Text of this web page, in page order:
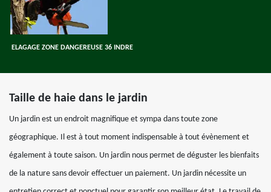
ELAGAGE ZONE DANGEREUSE 36 INDRE
Taille de haie dans le jardin
Un jardin est un endroit magnifique et sympa dans toute zone
géographique. Il est à tout moment indispensable à tout évènement et
également à toute saison. Un jardin nous permet de déguster les bienfaits
de la nature sans devoir effectuer un paiement. Un jardin nécessite un